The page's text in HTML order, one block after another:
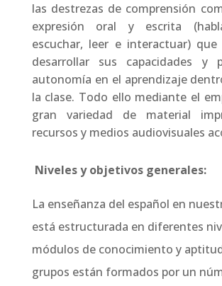
las destrezas de comprensión
expresión oral y escrita
escuchar, leer e interactuar)
desarrollar sus capacidades y
autonomía en el aprendizaje
la clase. Todo ello mediante el
gran variedad de material
recursos y medios audiovisuales
Niveles y objetivos generales:
La enseñanza del español en
está estructurada en diferentes
módulos de conocimiento y
grupos están formados por un